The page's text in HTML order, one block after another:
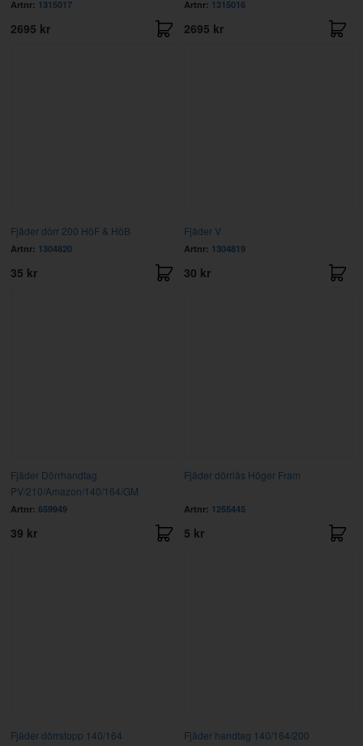
Artnr: 1315017
2695 kr
Artnr: 1315016
2695 kr
Fjäder dörr 200 HöF & HöB
Artnr: 1304820
35 kr
Fjäder V
Artnr: 1304819
30 kr
Fjäder Dörrhandtag
PV/210/Amazon/140/164/GM
Artnr: 659949
39 kr
Fjäder dörrlås Höger Fram
Artnr: 1255445
5 kr
Fjäder dörrstopp 140/164 Fjäder handtag 140/164/200